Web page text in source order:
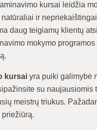
kursai leidžia
ir
daug teigiamų klientų
mokymo
kursai yra puiki galimybė
su
meistrų triukus.